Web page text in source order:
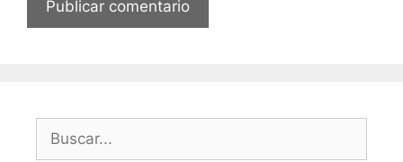
Buscar: